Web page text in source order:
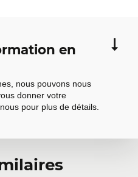
en
nous pouvons nous
donner votre
pour plus de détails.
une